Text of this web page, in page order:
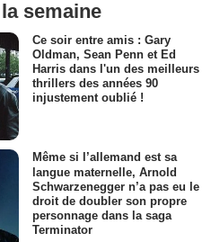
semaine
Ce soir entre amis : Gary
Oldman, Sean Penn et Ed
Harris dans l'un des meilleurs
thrillers des années 90
injustement oublié !
Même si l’allemand est sa
langue maternelle, Arnold
Schwarzenegger n’a pas eu le
droit de doubler son propre
personnage dans la saga
Terminator